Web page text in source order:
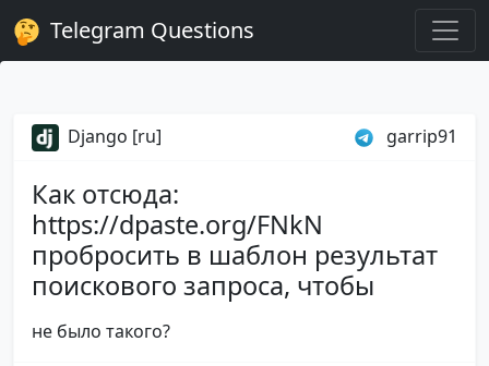
Telegram Questions
Django [ru] garrip91
Как отсюда:
https://dpaste.org/FNkN
пробросить в шаблон результат
поискового запроса, чтобы
не было такого?